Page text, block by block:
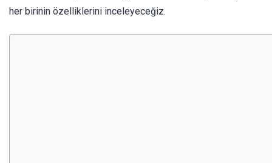
her birinin özelliklerini inceleyeceğiz.